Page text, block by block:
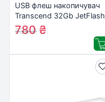
USB флеш накопичувач
Transcend 32Gb JetFlash
730 (TS32GJF730)
839₴
780₴